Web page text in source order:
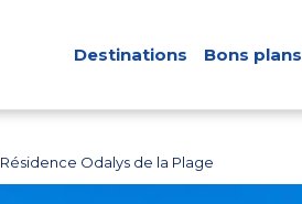
Destinations Bons plans
Résidence Odalys de la Plage